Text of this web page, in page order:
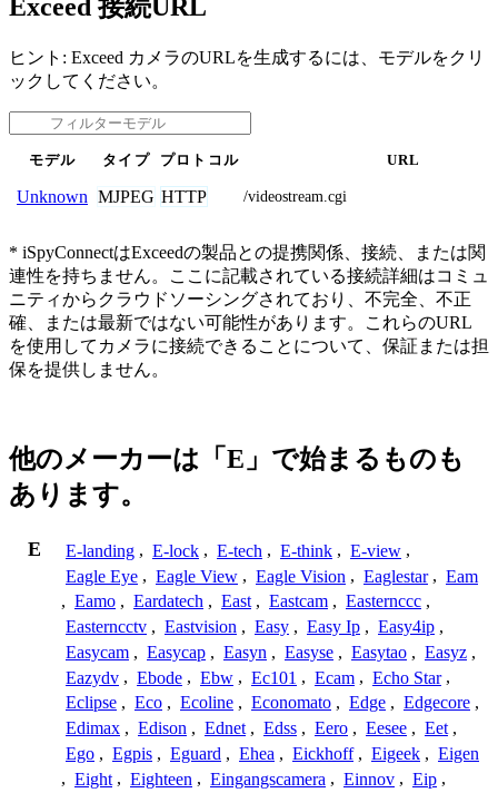
Exceed 接続URL
ヒント: Exceed カメラのURLを生成するには、モデルをクリ
ックしてください。
モデル タイプ プロトコル URL
Unknown MJPEG HTTP /videostream.cgi
* iSpyConnectはExceedの製品との提携関係、接続、または関
連性を持ちません。ここに記載されている接続詳細はコミュ
ニティからクラウドソーシングされており、不完全、不正
確、または最新ではない可能性があります。これらのURL
を使用してカメラに接続できることについて、保証または担
保を提供しません。
他のメーカーは「E」で始まるものも
あります。
E E-landing , E-lock , E-tech , E-think , E-view ,
Eagle Eye , Eagle View , Eagle Vision , Eaglestar , Eam
, Eamo , Eardatech , East , Eastcam , Easternccc ,
Easterncctv , Eastvision , Easy , Easy Ip , Easy4ip ,
Easycam , Easycap , Easyn , Easyse , Easytao , Easyz ,
Eazydv , Ebode , Ebw , Ec101 , Ecam , Echo Star ,
Eclipse , Eco , Ecoline , Economato , Edge , Edgecore ,
Edimax , Edison , Ednet , Edss , Eero , Eesee , Eet ,
Ego , Egpis , Eguard , Ehea , Eickhoff , Eigeek , Eigen
, Eight , Eighteen , Eingangscamera , Einnov , Eip ,